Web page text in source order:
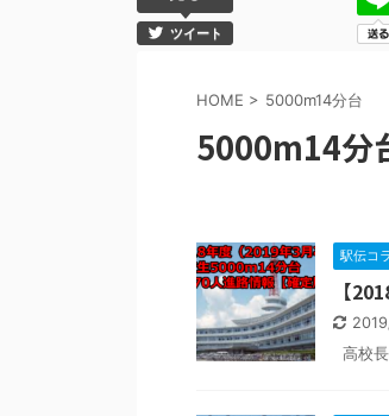
ツイート
HOME > 5000m14分台
5000m14分
駅伝コ
【
高校